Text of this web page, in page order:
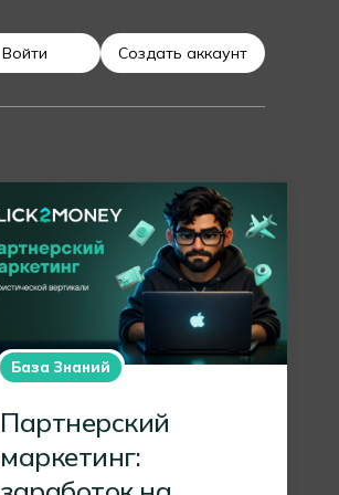
Войти Создать аккаунт
База Знаний
Партнерский
маркетинг: